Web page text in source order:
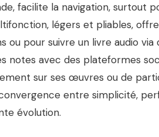
facilite la navigation, surtout
légers et pliables,
ou pour suivre un livre audio via
notes avec des plateformes
sur ses œuvres ou de
entre simplicité,
évolution.